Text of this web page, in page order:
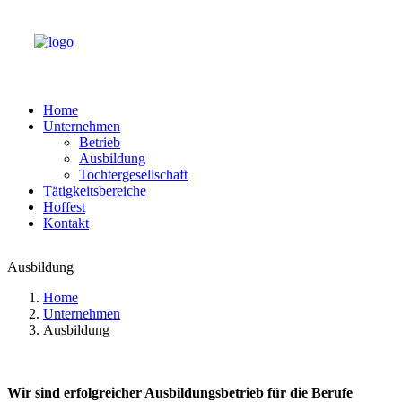
Home
Unternehmen
Betrieb
Ausbildung
Tochtergesellschaft
Tätigkeitsbereiche
Hoffest
Kontakt
Ausbildung
Home
Unternehmen
Ausbildung
Wir sind erfolgreicher Ausbildungsbetrieb für die Berufe